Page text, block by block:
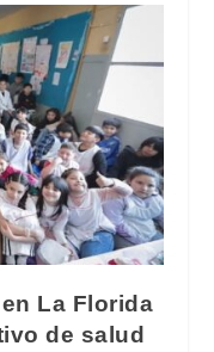
La Florida
de salud